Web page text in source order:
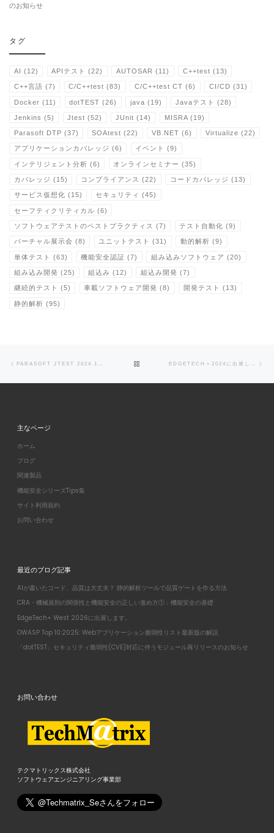
のお知らせ
タグ
AI (12) APIテスト (22) AUTOSAR (11) C++test (13)
C++言語 (7) C/C++test (83) C/C++test CT (6) CI/CD (31)
Docker (11) dotTEST (26) java (19) Javaテスト (28)
Jenkins (5) Jtest (52) JUnit (14) MISRA(19)
Parasoft DTP (37) SOAtest (22) VB.NET (6) Virtualize (22)
アプリケーションカバレッジ (6) イベント (9)
インテリジェント分析 (6) オンラインセミナー (35)
カバレッジ (15) コンプライアンス (22) コードカバレッジ (13)
サービス仮想化 (15) セキュリティ (45)
セーフティクリティカル (6)
ソフトウェアテストのベストプラクティス (7) テスト自動化 (9)
バーチャル展示会 (8) ユニットテスト (31) 動的解析 (9)
単体テスト (63) 機能安全認証 (7) 組み込みソフトウェア (20)
組み込み開発 (25) 組込み (12) 組込み開発 (7)
継続的テスト (5) 車載ソフトウェア開発 (8) 開発テスト (13)
静的解析 (95)
Post navigation PARASOFT JTEST 2024.1 のリリース BACK TO POST LIST EDGETECH＋2024に出展します。
主なページ
ホーム
ブログ
関連製品
機能安全シリーズTips集
サイト利用規約
お問い合わせ
最近のブログ記事
AIが書いたコード、品質は大丈夫？ 静的解析ツールで品質ゲートを作る方法
CRA・機械規則の関係性と機能安全の正しい進め方①：機能安全の基礎
EdgeTech+ West 2026に出展します。
OWASP Top 10:2025: Webアプリケーション脆弱性リスト最新版の解説
「dotTEST」セキュリティ脆弱性(CVE)対応に伴うモジュール再リリースのお知らせ
お問い合わせ
テクマトリックス株式会社
ソフトウェアエンジニアリング事業部